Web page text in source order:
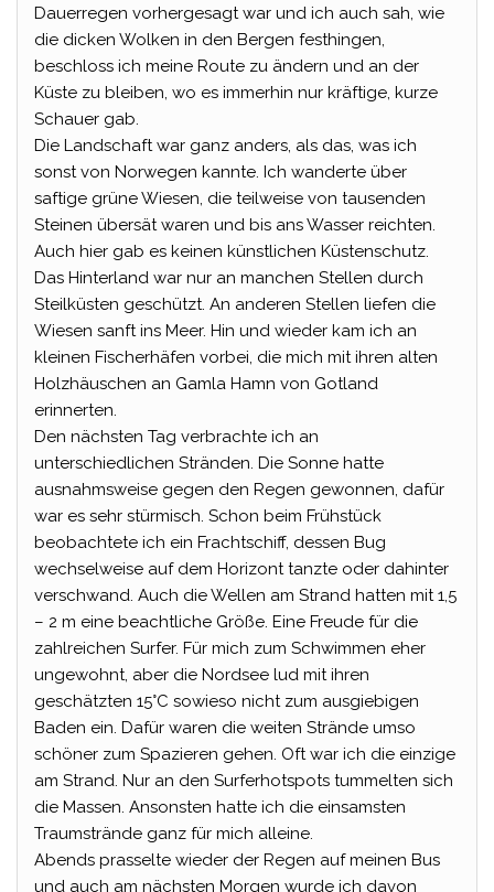
Dauerregen vorhergesagt war und ich auch sah, wie
die dicken Wolken in den Bergen festhingen,
beschloss ich meine Route zu ändern und an der
Küste zu bleiben, wo es immerhin nur kräftige, kurze
Schauer gab.
Die Landschaft war ganz anders, als das, was ich
sonst von Norwegen kannte. Ich wanderte über
saftige grüne Wiesen, die teilweise von tausenden
Steinen übersät waren und bis ans Wasser reichten.
Auch hier gab es keinen künstlichen Küstenschutz.
Das Hinterland war nur an manchen Stellen durch
Steilküsten geschützt. An anderen Stellen liefen die
Wiesen sanft ins Meer. Hin und wieder kam ich an
kleinen Fischerhäfen vorbei, die mich mit ihren alten
Holzhäuschen an Gamla Hamn von Gotland
erinnerten.
Den nächsten Tag verbrachte ich an
unterschiedlichen Stränden. Die Sonne hatte
ausnahmsweise gegen den Regen gewonnen, dafür
war es sehr stürmisch. Schon beim Frühstück
beobachtete ich ein Frachtschiff, dessen Bug
wechselweise auf dem Horizont tanzte oder dahinter
verschwand. Auch die Wellen am Strand hatten mit 1,5
– 2 m eine beachtliche Größe. Eine Freude für die
zahlreichen Surfer. Für mich zum Schwimmen eher
ungewohnt, aber die Nordsee lud mit ihren
geschätzten 15°C sowieso nicht zum ausgiebigen
Baden ein. Dafür waren die weiten Strände umso
schöner zum Spazieren gehen. Oft war ich die einzige
am Strand. Nur an den Surferhotspots tummelten sich
die Massen. Ansonsten hatte ich die einsamsten
Traumstrände ganz für mich alleine.
Abends prasselte wieder der Regen auf meinen Bus
und auch am nächsten Morgen wurde ich davon